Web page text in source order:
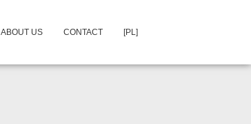
ABOUT US CONTACT [PL]